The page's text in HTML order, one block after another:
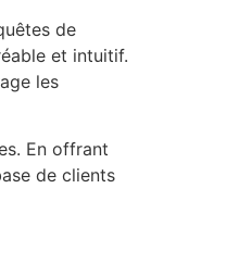
de
et intuitif.
les
En offrant
de clients